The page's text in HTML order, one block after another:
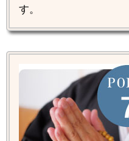
す。